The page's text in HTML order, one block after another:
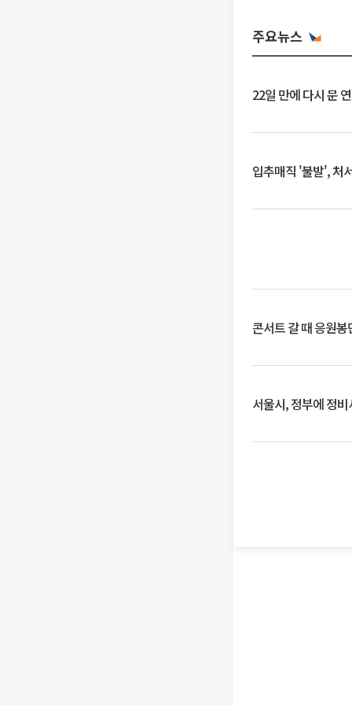
주요뉴스
22일 만에 다시 문
입추매직 '불발', 처
콘서트 갈 때 응원
서울시, 정부에 정